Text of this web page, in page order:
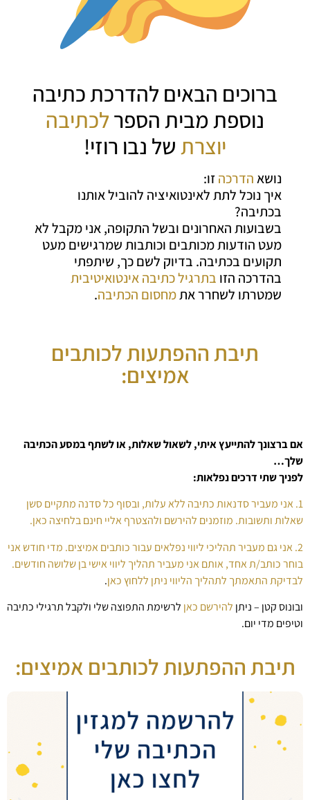
ברוכים הבאים להדרכת כתיבה
נוספת מבית הספרלכתיבה
יוצרתשל נבו רוזי!
נושאהדרכהזו:
איך נוכל לתת לאינטואיציה להוביל אותנו
בכתיבה?
בשבועות האחרונים ובשל התקופה, אני מקבל לא
מעט הודעות מכותבים וכותבות שמרגישים מעט
תקועים בכתיבה. בדיוק לשם כך, שיתפתי
בהדרכה הזו בתרגילכתיבה אינטואיטיבית
שמטרתו לשחרר אתמחסום הכתיבה.
תיבת ההפתעות לכותבים
אמיצים:
אם ברצונך להתייעץ איתי, לשאול שאלות, או לשתף במסע הכתיבה
שלך…
לפניך שתי דרכים נפלאות:
1. אני מעביר סדנאות כתיבה ללא עלות, ובסוף כל סדנה מתקיים סשן
שאלות ותשובות. מוזמנים להירשם ולהצטרף אליי חינם בלחיצה כאן.
2. אני גם מעביר תהליכי ליווי נפלאים עבור כותבים אמיצים. מדי חודש אני
בוחר כותב/ת אחד, אותם אני מעביר תהליך ליווי אישי בן שלושה חודשים.
לבדיקת התאמתך לתהליך הליווי ניתן ללחוץ כאן.
ובונוס קטן – ניתן להירשם כאן לרשימת התפוצה שלי ולקבל תרגילי כתיבה
וטיפים מדי יום.
תיבת ההפתעות לכותבים אמיצים: